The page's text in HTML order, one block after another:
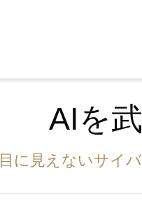
AIを
目に見えないサイ